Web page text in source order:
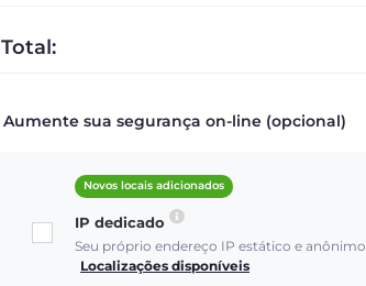
Total:
Aumente sua segurança on-line (opcional)
Novos locais adicionados
IP dedicado
Seu próprio endereço IP estático e anônimo
Localizações disponíveis